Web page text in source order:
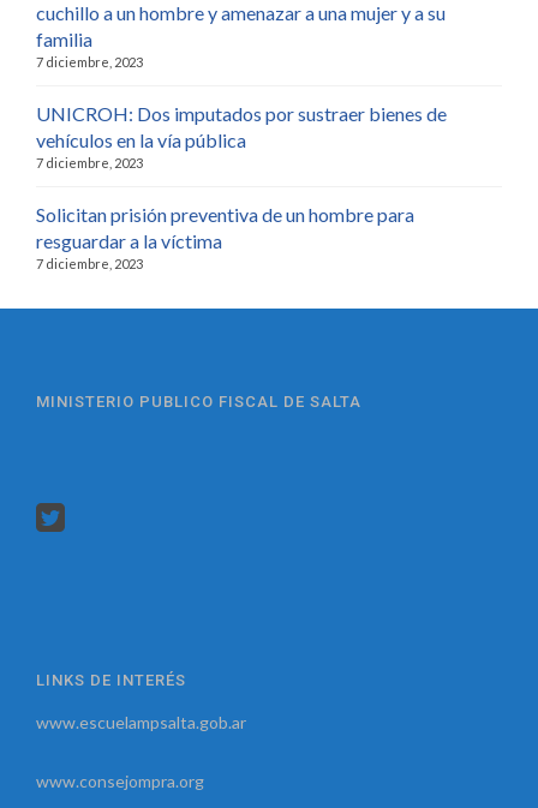
cuchillo a un hombre y amenazar a una mujer y a su
familia
7 diciembre, 2023
UNICROH: Dos imputados por sustraer bienes de
vehículos en la vía pública
7 diciembre, 2023
Solicitan prisión preventiva de un hombre para
resguardar a la víctima
7 diciembre, 2023
MINISTERIO PUBLICO FISCAL DE SALTA
LINKS DE INTERÉS
www.escuelampsalta.gob.ar
www.consejompra.org